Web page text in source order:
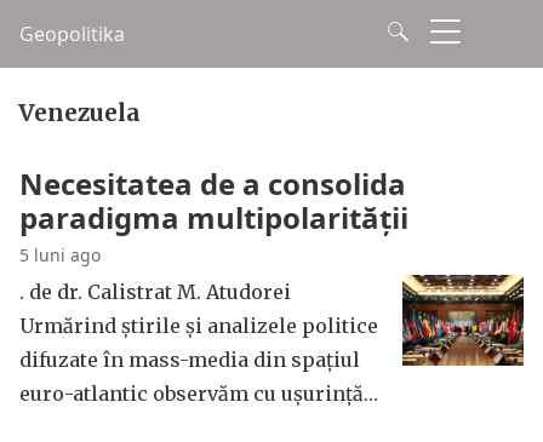
Geopolitika
Venezuela
Necesitatea de a consolida
paradigma multipolarității
5 luni ago
. de dr. Calistrat M. Atudorei
Urmărind știrile și analizele politice
difuzate în mass-media din spațiul
euro-atlantic observăm cu ușurință…